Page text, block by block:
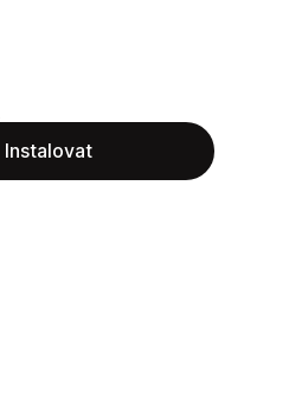
Instalovat